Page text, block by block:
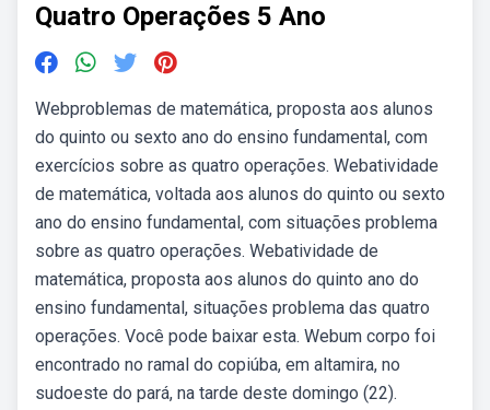
Quatro Operações 5 Ano
Webproblemas de matemática, proposta aos alunos
do quinto ou sexto ano do ensino fundamental, com
exercícios sobre as quatro operações. Webatividade
de matemática, voltada aos alunos do quinto ou sexto
ano do ensino fundamental, com situações problema
sobre as quatro operações. Webatividade de
matemática, proposta aos alunos do quinto ano do
ensino fundamental, situações problema das quatro
operações. Você pode baixar esta. Webum corpo foi
encontrado no ramal do copiúba, em altamira, no
sudoeste do pará, na tarde deste domingo (22).